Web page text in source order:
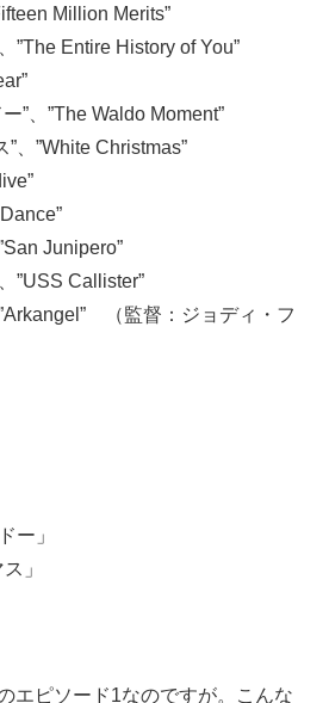
Million Merits”
”The Entire History of You”
”、”The Waldo Moment”
、”White Christmas”
Junipero”
”USS Callister”
（監督：ジョディ・フ
ー」
」
エピソード1なのですが。こんな